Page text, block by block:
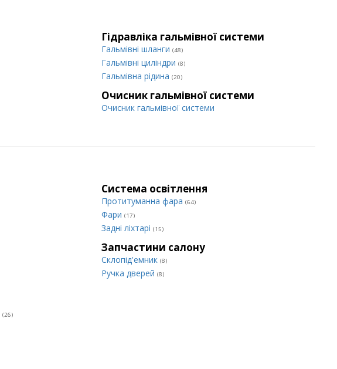
Гідравліка гальмівної системи
Гальмівні шланги (48)
Гальмівні циліндри (8)
Гальмівна рідина (20)
Очисник гальмівної системи
Очисник гальмівної системи
Система освітлення
Протитуманна фара (64)
Фари (17)
Задні ліхтарі (15)
Запчастини салону
Склопід'емник (8)
Ручка дверей (8)
(26)